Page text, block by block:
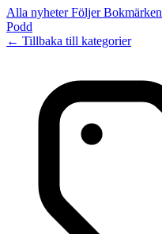
Alla nyheterFöljerBokmärken
Podd
← Tillbaka till kategorier